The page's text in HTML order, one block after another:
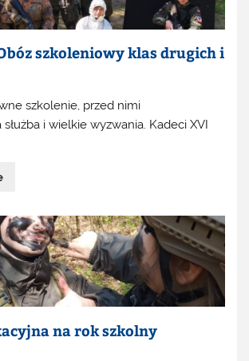
szkoleniowy klas drugich i
szkolenie, przed nimi
i wielkie wyzwania. Kadeci XVI
na rok szkolny